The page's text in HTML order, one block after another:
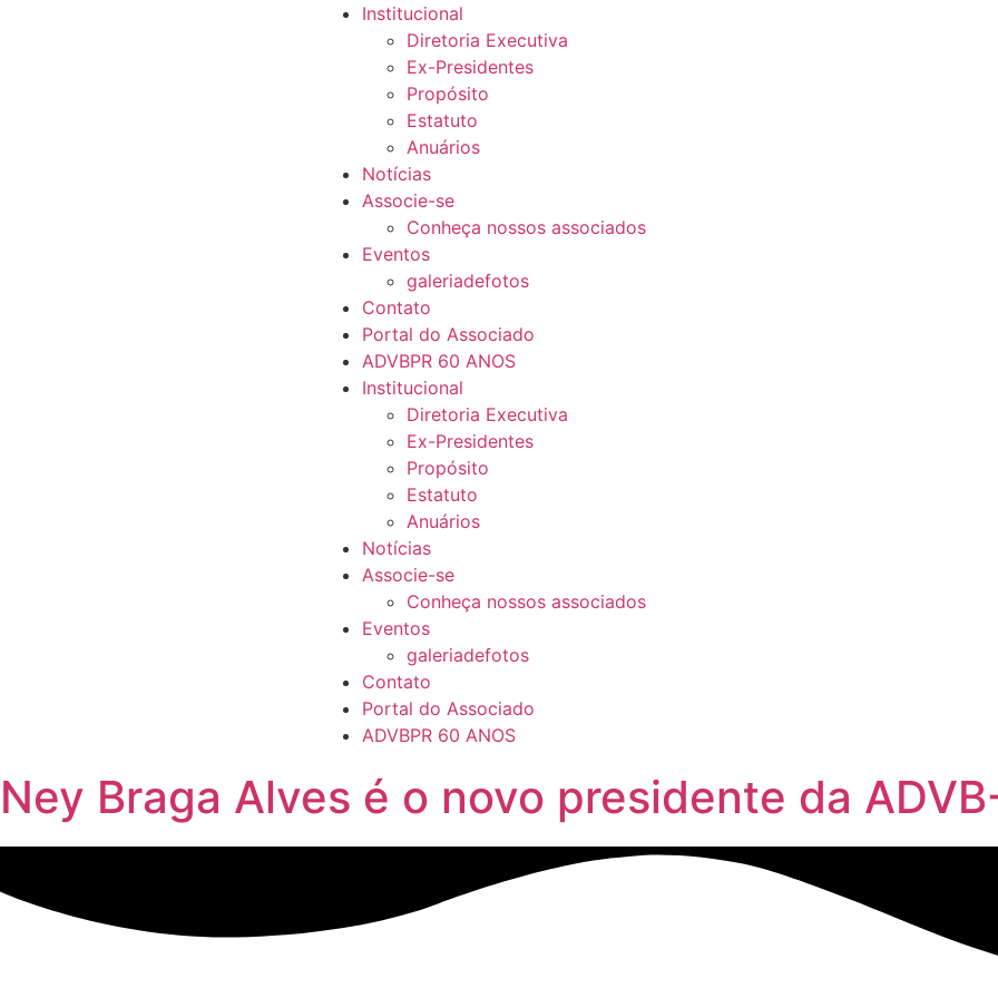
Institucional
Diretoria Executiva
Ex-Presidentes
Propósito
Estatuto
Anuários
Notícias
Associe-se
Conheça nossos associados
Eventos
galeriadefotos
Contato
Portal do Associado
ADVBPR 60 ANOS
Institucional
Diretoria Executiva
Ex-Presidentes
Propósito
Estatuto
Anuários
Notícias
Associe-se
Conheça nossos associados
Eventos
galeriadefotos
Contato
Portal do Associado
ADVBPR 60 ANOS
Ney Braga Alves é o novo presidente da